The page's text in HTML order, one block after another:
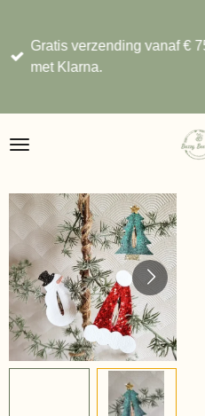
direct
naar
Gratis verzending vanaf €
met Klarna.